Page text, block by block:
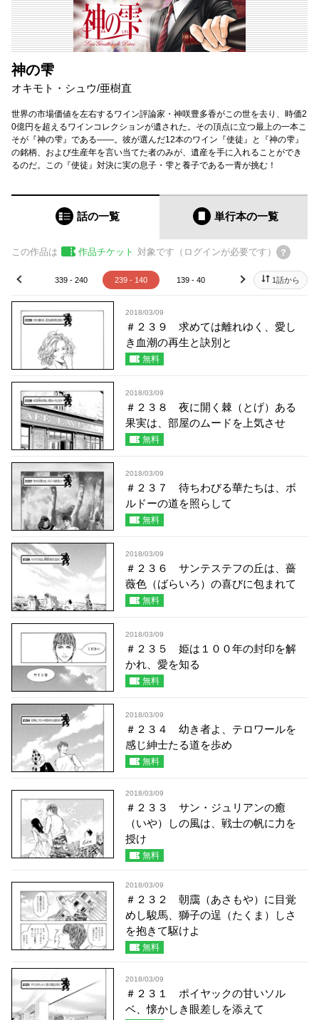
神の雫
オキモト・シュウ/亜樹直
世界の市場価値を左右するワイン評論家・神咲豊多香がこの世を去り、時価2
0億円を超えるワインコレクションが遺された。その頂点に立つ最上の一本こ
そが『神の雫』である――。彼が選んだ12本のワイン『使徒』と『神の雫』
の銘柄、および生産年を言い当てた者のみが、遺産を手に入れることができ
るのだ。この『使徒』対決に実の息子・雫と養子である一青が挑む！
話の一覧 単行本の一覧
この作品は 作品チケット 対象です（ログインが必要です）
- 340 339 - 240 239 - 140 139 - 40 39 - 1
prev next 1話から
2018/03/09
＃２３９ 求めては離れゆく、愛し
き血潮の再生と訣別と
無料
2018/03/09
＃２３８ 夜に開く棘（とげ）ある
果実は、部屋のムードを上気させ
無料
2018/03/09
＃２３７ 待ちわびる華たちは、ボ
ルドーの道を照らして
無料
2018/03/09
＃２３６ サンテステフの丘は、薔
薇色（ばらいろ）の喜びに包まれて
無料
2018/03/09
＃２３５ 姫は１００年の封印を解
かれ、愛を知る
無料
2018/03/09
＃２３４ 幼き者よ、テロワールを
感じ紳士たる道を歩め
無料
2018/03/09
＃２３３ サン・ジュリアンの癒
（いや）しの風は、戦士の帆に力を
授け
無料
2018/03/09
＃２３２ 朝靄（あさもや）に目覚
めし駿馬、獅子の逞（たくま）しさ
を抱きて駆けよ
無料
2018/03/09
＃２３１ ポイヤックの甘いソル
ベ、懐かしき眼差しを添えて